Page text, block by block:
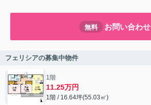
無料 お問い合わせ
フェリシアの募集中物件
1階
11.25万円
1階 / 16.64坪(55.03㎡)